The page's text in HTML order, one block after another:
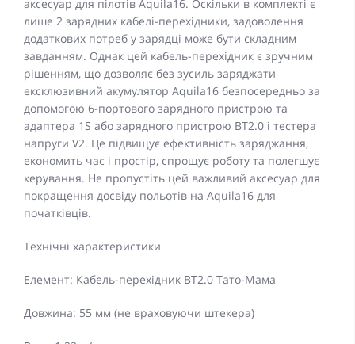
аксесуар для пілотів Aquila16. Оскільки в комплекті є
лише 2 зарядних кабелі-перехідники, задоволення
додаткових потреб у зарядці може бути складним
завданням. Однак цей кабель-перехідник є зручним
рішенням, що дозволяє без зусиль заряджати
ексклюзивний акумулятор Aquila16 безпосередньо за
допомогою 6-портового зарядного пристрою та
адаптера 1S або зарядного пристрою BT2.0 і тестера
напруги V2. Це підвищує ефективність заряджання,
економить час і простір, спрощує роботу та полегшує
керування. Не пропустіть цей важливий аксесуар для
покращення досвіду польотів на Aquila16 для
початківців.
Технічні характеристики
Елемент: Кабель-перехідник BT2.0 Тато-Мама
Довжина: 55 мм (не враховуючи штекера)